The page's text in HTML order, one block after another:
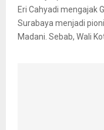
Eri Cahyadi mengajak
Surabaya menjadi
Madani. Sebab, Wali